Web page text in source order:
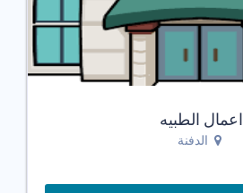
اعمال الطبيه
الدفنة